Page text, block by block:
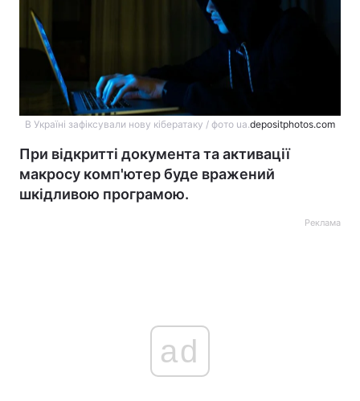
В Україні зафіксували нову кібератаку / фото ua.depositphotos.com
При відкритті документа та активації
макросу комп'ютер буде вражений
шкідливою програмою.
Реклама
ad